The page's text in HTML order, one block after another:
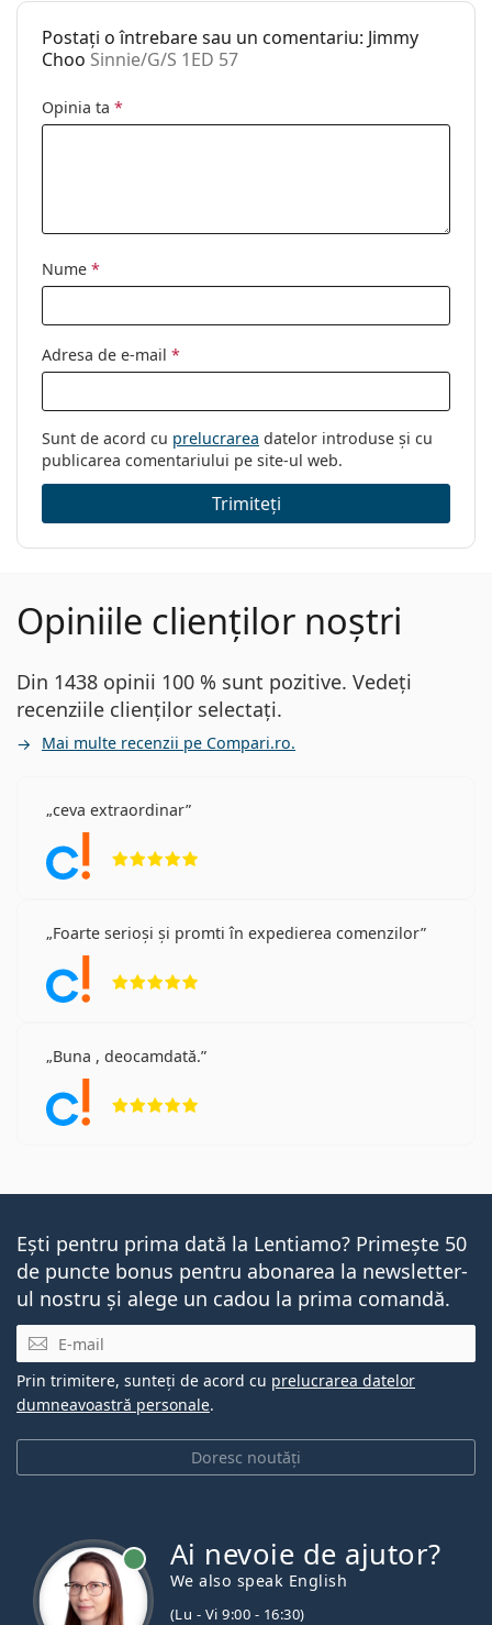
Brand:
Jimmy Choo
Utilizare:
Modă
Postați o întrebare sau un comentariu: Jimmy
Choo Sinnie/G/S 1ED 57
Opinia ta *
Nume *
Adresa de e-mail *
Sunt de acord cu prelucrarea datelor introduse și cu
publicarea comentariului pe site-ul web.
Trimiteți
Opiniile clienților noștri
Din 1438 opinii 100 % sunt pozitive. Vedeți
recenziile clienților selectați.
Mai multe recenzii pe Compari.ro.
ceva extraordinar
Foarte serioși și promti în expedierea comenzilor
Buna , deocamdată.
Ești pentru prima dată la Lentiamo? Primește 50
de puncte bonus pentru abonarea la newsletter-
ul nostru și alege un cadou la prima comandă.
E-mail
Doresc noutăți
Prin trimitere, sunteți de acord cu prelucrarea datelor
dumneavoastră personale.
Ai nevoie de ajutor?
We also speak English
(Lu - Vi 9:00 - 16:30)